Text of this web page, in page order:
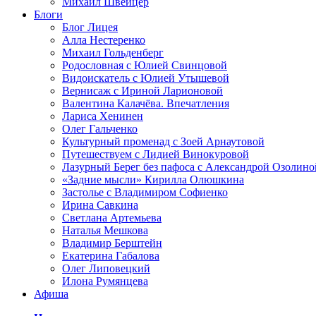
Блоги
Блог Лицея
Алла Нестеренко
Михаил Гольденберг
Родословная с Юлией Свинцовой
Видоискатель с Юлией Утышевой
Вернисаж с Ириной Ларионовой
Валентина Калачёва. Впечатления
Лариса Хенинен
Олег Гальченко
Культурный променад с Зоей Арнаутовой
Путешествуем с Лидией Винокуровой
Лазурный Берег без пафоса с Александрой
«Задние мысли» Кирилла Олюшкина
Застолье с Владимиром Софиенко
Ирина Савкина
Светлана Артемьева
Наталья Мешкова
Владимир Берштейн
Екатерина Габалова
Олег Липовецкий
Илона Румянцева
Афиша